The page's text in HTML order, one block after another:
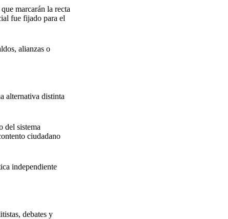
marcarán la recta
fue fijado para el
alianzas o
alternativa distinta
del sistema
ciudadano
independiente
debates y